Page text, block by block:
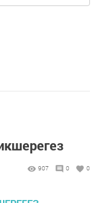
907 0 0